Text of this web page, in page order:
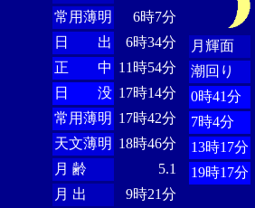
常用薄明
6時7分
日 出
6時34分
正 中 11時54分
日 没 17時14分
常用薄明 17時42分
天文薄明 18時46分
月 齢
5.1
月 出
9時21分
月輝面
潮回り
0時41分
7時4分
13時17分
19時17分